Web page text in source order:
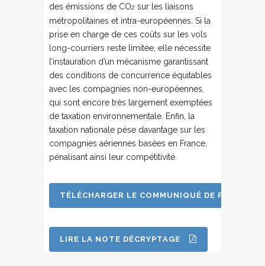
des émissions de CO2 sur les liaisons
métropolitaines et intra-européennes. Si la
prise en charge de ces coûts sur les vols
long-courriers reste limitée, elle nécessite
l’instauration d’un mécanisme garantissant
des conditions de concurrence équitables
avec les compagnies non-européennes,
qui sont encore très largement exemptées
de taxation environnementale. Enfin, la
taxation nationale pèse davantage sur les
compagnies aériennes basées en France,
pénalisant ainsi leur compétitivité.
TÉLÉCHARGER LE COMMUNIQUÉ DE PRESSE
LIRE LA NOTE DÉCRYPTAGE